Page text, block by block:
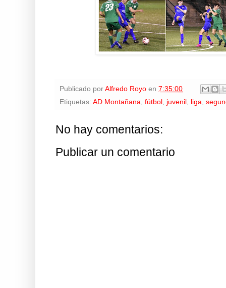
Publicado por Alfredo Royo en 7:35:00
Etiquetas: AD Montañana, fútbol , juvenil , liga,
No hay comentarios:
Publicar un comentario